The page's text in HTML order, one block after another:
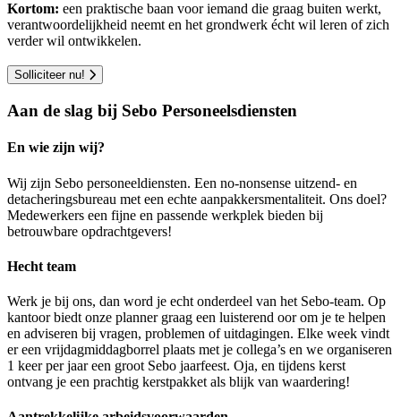
Kortom: een praktische baan voor iemand die graag buiten werkt,
verantwoordelijkheid neemt en het grondwerk écht wil leren of zich
verder wil ontwikkelen.
Solliciteer nu!
Aan de slag bij Sebo Personeelsdiensten
En wie zijn wij?
Wij zijn Sebo personeeldiensten. Een no-nonsense uitzend- en
detacheringsbureau met een echte aanpakkersmentaliteit. Ons doel?
Medewerkers een fijne en passende werkplek bieden bij
betrouwbare opdrachtgevers!
Hecht team
Werk je bij ons, dan word je echt onderdeel van het Sebo-team. Op
kantoor biedt onze planner graag een luisterend oor om je te helpen
en adviseren bij vragen, problemen of uitdagingen. Elke week vindt
er een vrijdagmiddagborrel plaats met je collega’s en we organiseren
1 keer per jaar een groot Sebo jaarfeest. Oja, en tijdens kerst
ontvang je een prachtig kerstpakket als blijk van waardering!